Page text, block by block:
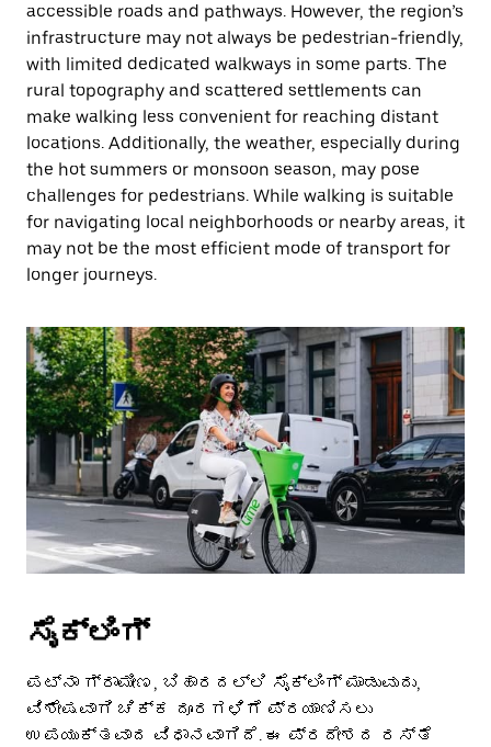
accessible roads and pathways. However, the region’s
infrastructure may not always be pedestrian-friendly,
with limited dedicated walkways in some parts. The
rural topography and scattered settlements can
make walking less convenient for reaching distant
locations. Additionally, the weather, especially during
the hot summers or monsoon season, may pose
challenges for pedestrians. While walking is suitable
for navigating local neighborhoods or nearby areas, it
may not be the most efficient mode of transport for
longer journeys.
ಸೈಕ್ಲಿಂಗ್
ಪಟ್ನಾ ಗ್ರಾಮೀಣ, ಬಿಹಾರದಲ್ಲಿ ಸೈಕ್ಲಿಂಗ್ ಮಾಡುವುದು,
ವಿಶೇಷವಾಗಿ ಚಿಕ್ಕ ದೂರಗಳಿಗೆ ಪ್ರಯಾಣಿಸಲು
ಉಪಯುಕ್ತವಾದ ವಿಧಾನವಾಗಿದೆ. ಈ ಪ್ರದೇಶದ ರಸ್ತೆ